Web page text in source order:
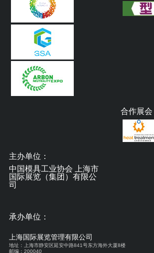
合作展会
主办单位：
中国模具工业协会 上海市
国际展览（集团）有限公
司
承办单位：
上海国际展览管理有限公司
地址：上海市静安区延安中路841号东方海外大厦8楼
邮编：200040